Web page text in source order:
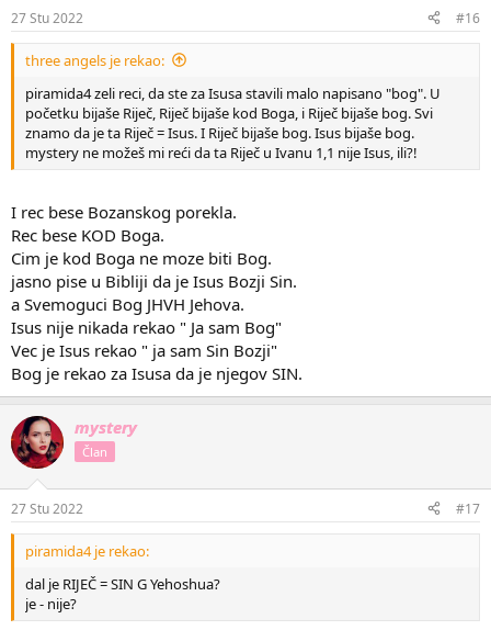
27 Stu 2022 #16
three angels je rekao:
piramida4 zeli reci, da ste za Isusa stavili malo napisano "bog". U
početku bijaše Riječ, Riječ bijaše kod Boga, i Riječ bijaše bog. Svi
znamo da je ta Riječ = Isus. I Riječ bijaše bog. Isus bijaše bog.
mystery ne možeš mi reći da ta Riječ u Ivanu 1,1 nije Isus, ili?!
I rec bese Bozanskog porekla.
Rec bese KOD Boga.
Cim je kod Boga ne moze biti Bog.
jasno pise u Bibliji da je Isus Bozji Sin.
a Svemoguci Bog JHVH Jehova.
Isus nije nikada rekao " Ja sam Bog"
Vec je Isus rekao " ja sam Sin Bozji"
Bog je rekao za Isusa da je njegov SIN.
mystery
Član
27 Stu 2022 #17
piramida4 je rekao:
dal je RIJEČ = SIN G Yehoshua?
je - nije?